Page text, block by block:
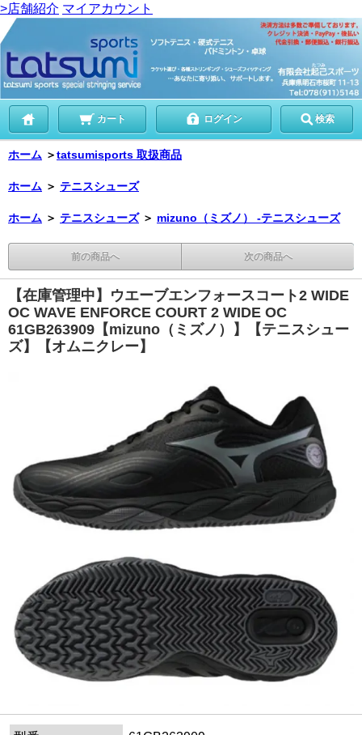
>店舗紹介 マイアカウント
カート ログイン 検索
ホーム ＞tatsumisports 取扱商品
ホーム ＞ テニスシューズ
ホーム ＞ テニスシューズ ＞ mizuno（ミズノ） -テニスシューズ
前の商品へ 次の商品へ
【在庫管理中】ウエーブエンフォースコート2 WIDE
OC WAVE ENFORCE COURT 2 WIDE OC
61GB263909【mizuno（ミズノ）】【テニスシュー
ズ】【オムニクレー】